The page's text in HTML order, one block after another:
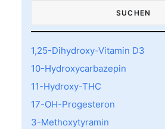
1,25-Dihydroxy-Vitamin D3
10-Hydroxycarbazepin
11-Hydroxy-THC
17-OH-Progesteron
3-Methoxytyramin